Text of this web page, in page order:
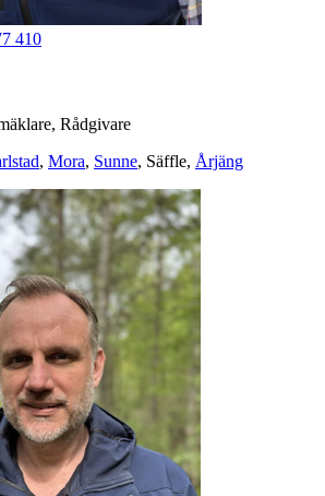
410
Rådgivare
, Mora, Sunne, Säffle, Årjäng